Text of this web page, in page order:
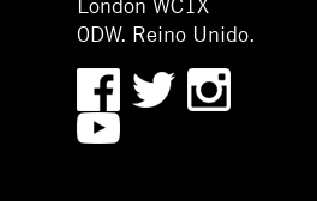
London WC1X
0DW. Reino Unido.